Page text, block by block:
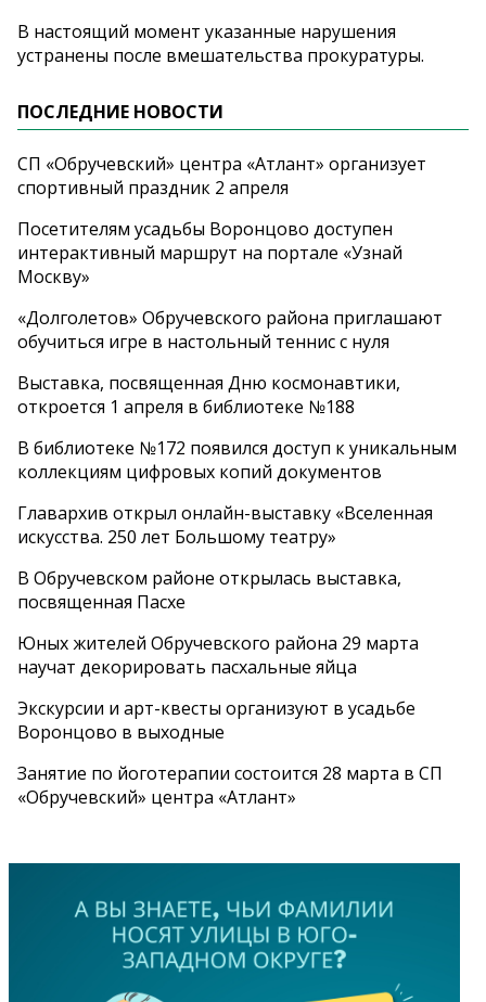
В настоящий момент указанные нарушения
устранены после вмешательства прокуратуры.
ПОСЛЕДНИЕ НОВОСТИ
СП «Обручевский» центра «Атлант» организует
спортивный праздник 2 апреля
Посетителям усадьбы Воронцово доступен
интерактивный маршрут на портале «Узнай
Москву»
«Долголетов» Обручевского района приглашают
обучиться игре в настольный теннис с нуля
Выставка, посвященная Дню космонавтики,
откроется 1 апреля в библиотеке №188
В библиотеке №172 появился доступ к уникальным
коллекциям цифровых копий документов
Главархив открыл онлайн-выставку «Вселенная
искусства. 250 лет Большому театру»
В Обручевском районе открылась выставка,
посвященная Пасхе
Юных жителей Обручевского района 29 марта
научат декорировать пасхальные яйца
Экскурсии и арт-квесты организуют в усадьбе
Воронцово в выходные
Занятие по йоготерапии состоится 28 марта в СП
«Обручевский» центра «Атлант»